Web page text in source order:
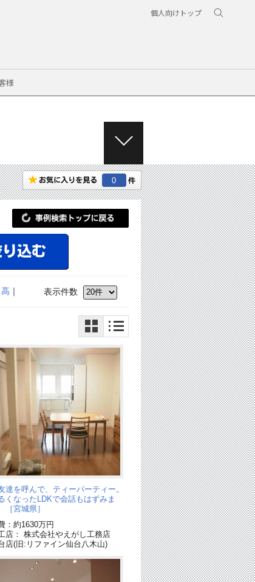
個人向けトップ
様
E
N 0
表示件数
高 ｜
達を呼んで、ティーパーティー。
くなったLDKで会話もはずみま
［宮城県］
：約1630万円
店： 株式会社やえがし工務店
店(旧:リファイン仙台八木山)